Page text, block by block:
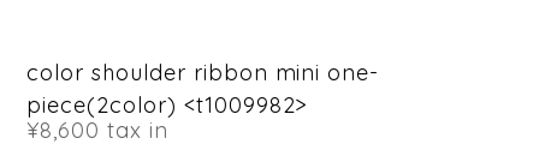
color shoulder ribbon mini one-
piece(2color) <t1009982>
¥8,600 tax in